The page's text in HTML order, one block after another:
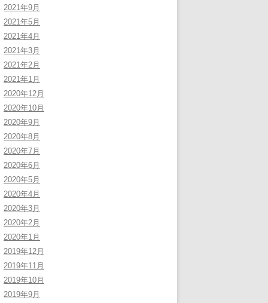
2021年9月
2021年5月
2021年4月
2021年3月
2021年2月
2021年1月
2020年12月
2020年10月
2020年9月
2020年8月
2020年7月
2020年6月
2020年5月
2020年4月
2020年3月
2020年2月
2020年1月
2019年12月
2019年11月
2019年10月
2019年9月